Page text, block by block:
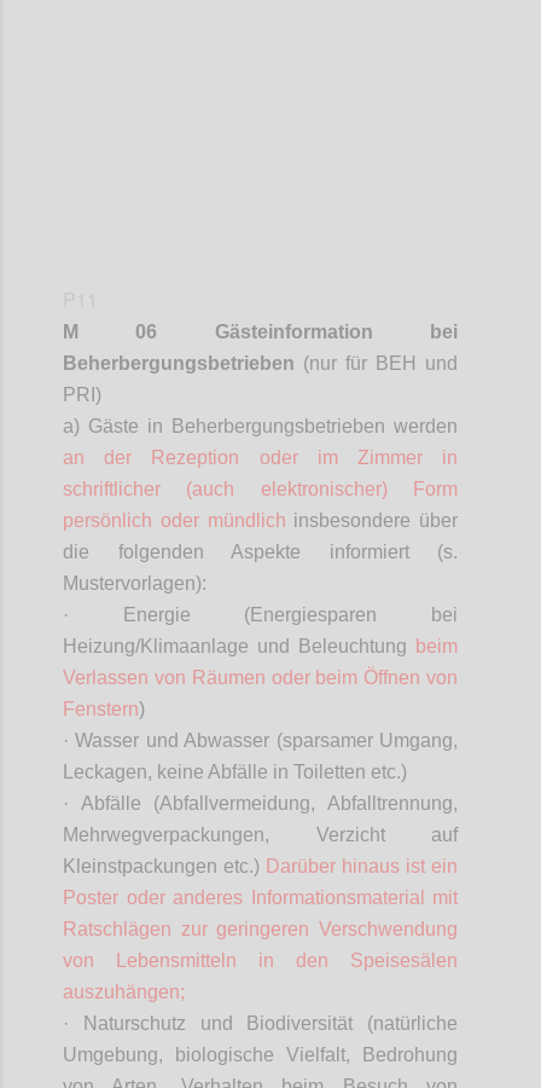
M 06 Gästeinformation bei
Beherbergungsbetrieben (nur für BEH und
PRI)
a) Gäste in Beherbergungsbetrieben werden
an der Rezeption oder im Zimmer in
schriftlicher (auch elektronischer) Form
persönlich oder mündlich insbesondere über
die folgenden Aspekte informiert (s.
Mustervorlagen):
· Energie (Energiesparen bei
Heizung/Klimaanlage und Beleuchtung beim
Verlassen von Räumen oder beim Öffnen von
Fenstern)
· Wasser und Abwasser (sparsamer Umgang,
Leckagen, keine Abfälle in Toiletten etc.)
· Abfälle (Abfallvermeidung, Abfalltrennung,
Mehrwegverpackungen, Verzicht auf
Kleinstpackungen etc.) Darüber hinaus ist ein
Poster oder anderes Informationsmaterial mit
Ratschlägen zur geringeren Verschwendung
von Lebensmitteln in den Speisesälen
auszuhängen;
· Naturschutz und Biodiversität (natürliche
Umgebung, biologische Vielfalt, Bedrohung